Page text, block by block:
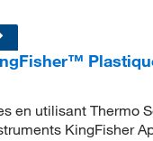
en utilisant
KingFisher